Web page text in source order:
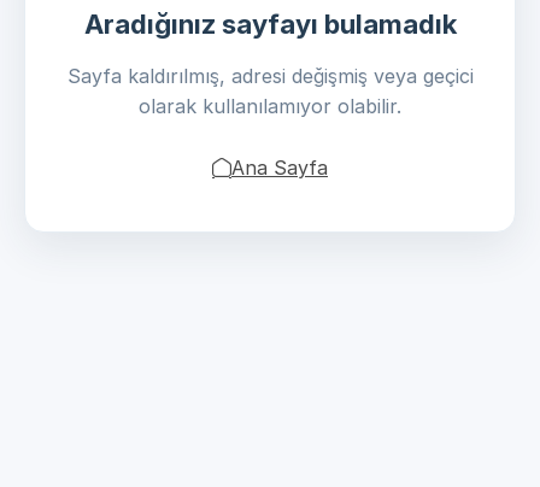
Aradığınız sayfayı bulamadık
Sayfa kaldırılmış, adresi değişmiş veya geçici
olarak kullanılamıyor olabilir.
Ana Sayfa